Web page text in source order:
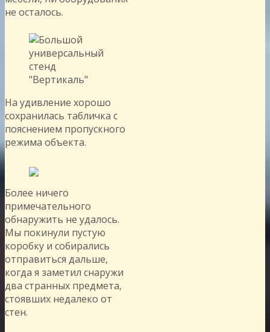
не осталось.
На удивление хорошо
сохранилась табличка с
пояснением пропускного
режима объекта.
Более ничего
примечательного
обнаружить не удалось.
Мы покинули пустую
коробку и собирались
отправиться дальше,
когда я заметил снаружи
два странных предмета,
стоявших недалеко от
стен.